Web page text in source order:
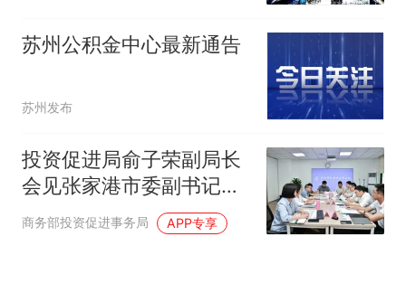
了
苏州公积金中心最新通告
苏州发布
投资促进局俞子荣副局长
会见张家港市委副书记、
市长沈晶一行
商务部投资促进事务局 APP专享